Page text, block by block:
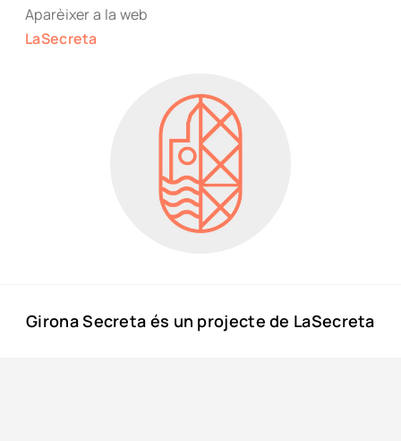
Aparèixer a la web
LaSecreta
Girona Secreta és un projecte de LaSecreta